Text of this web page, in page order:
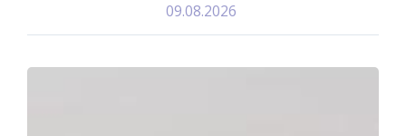
09.08.2026